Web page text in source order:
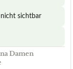
sichtbar
Damen